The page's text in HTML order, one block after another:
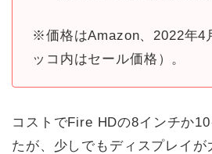
※価格はAmazon、2022年4
ッコ内はセール価格）。
コストでFire HDの8インチか
たが、少しでもディスプレイ